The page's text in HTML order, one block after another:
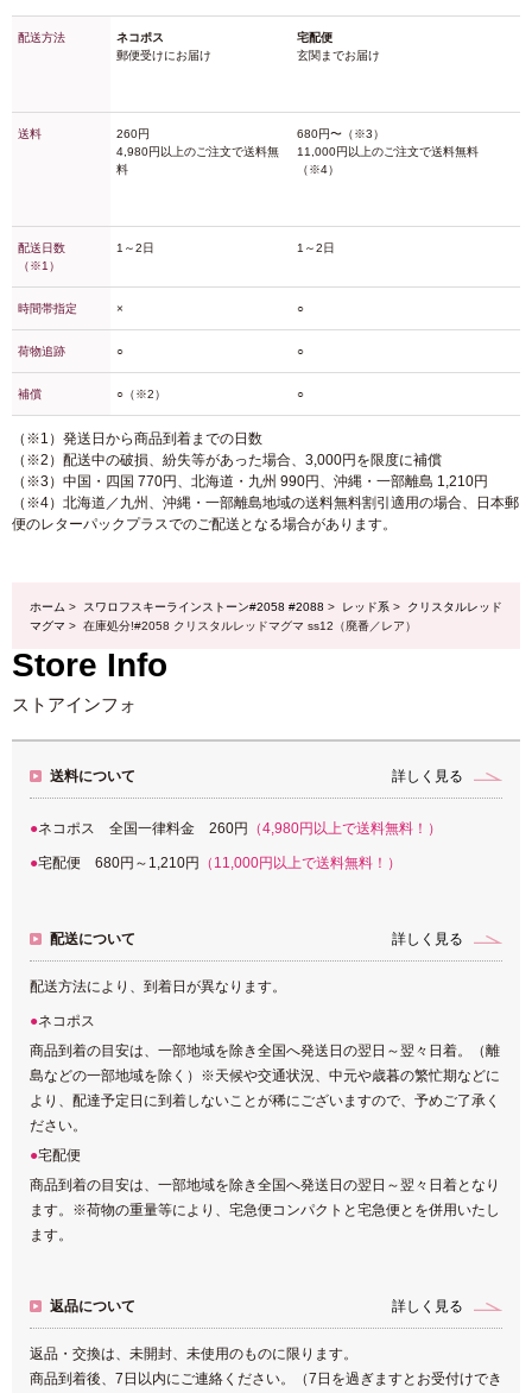
配送方法
送料
配送日数
（※1）
時間帯指定
荷物追跡
補償
ネコポス
郵便受けにお届け
260円
4,980円以上のご注文で送料無
料
1～2日
×
○
○（※2）
宅配便
玄関までお届け
680円〜（※3）
11,000円以上のご注文で送料無料
（※4）
1～2日
○
○
○
（※1）発送日から商品到着までの日数
（※2）配送中の破損、紛失等があった場合、3,000円を限度に補償
（※3）中国・四国 770円、北海道・九州 990円、沖縄・一部離島 1,210円
（※4）北海道／九州、沖縄・一部離島地域の送料無料割引適用の場合、日本郵
便のレターパックプラスでのご配送となる場合があります。
ホーム > スワロフスキーラインストーン#2058 #2088 > レッド系 > クリスタルレッド
マグマ > 在庫処分!#2058 クリスタルレッドマグマ ss12（廃番／レア）
Store Info
ストアインフォ
送料について 詳しく見る
ネコポス 全国一律料金 260円 （4,980円以上で送料無料！）
宅配便 680円～1,210円 （11,000円以上で送料無料！）
配送について 詳しく見る
配送方法により、到着日が異なります。
ネコポス
商品到着の目安は、一部地域を除き全国へ発送日の翌日～翌々日着。（離
島などの一部地域を除く）※天候や交通状況、中元や歳暮の繁忙期などに
より、配達予定日に到着しないことが稀にございますので、予めご了承く
ださい。
宅配便
商品到着の目安は、一部地域を除き全国へ発送日の翌日～翌々日着となり
ます。※荷物の重量等により、宅急便コンパクトと宅急便とを併用いたし
ます。
返品について 詳しく見る
返品・交換は、未開封、未使用のものに限ります。
商品到着後、7日以内にご連絡ください。（7日を過ぎますとお受付けでき